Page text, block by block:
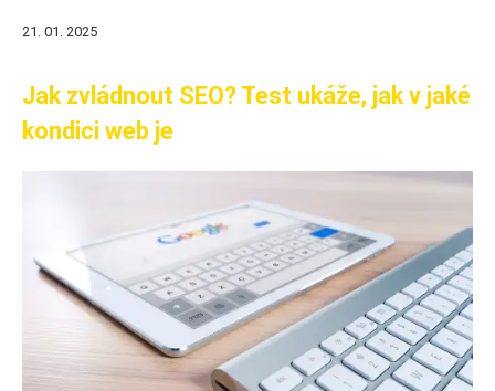
21. 01. 2025
Jak zvládnout SEO? Test ukáže, jak v jaké
kondici web je